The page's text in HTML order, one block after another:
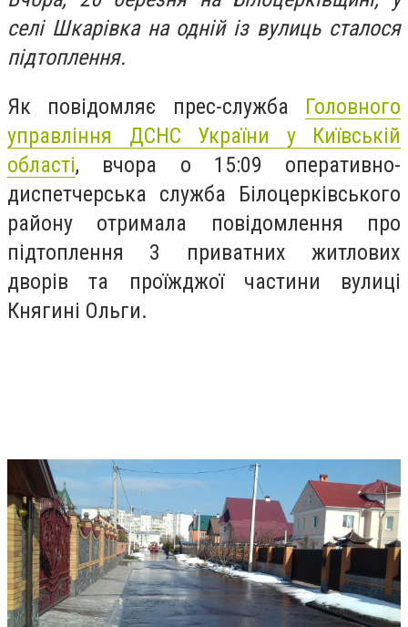
селі Шкарівка на одній із вулиць сталося
підтоплення.
Як повідомляє прес-служба Головного
управління ДСНС України у Київській
області, вчора о 15:09 оперативно-
диспетчерська служба Білоцерківського
району отримала повідомлення про
підтоплення 3 приватних житлових
дворів та проїжджої частини вулиці
Княгині Ольги.